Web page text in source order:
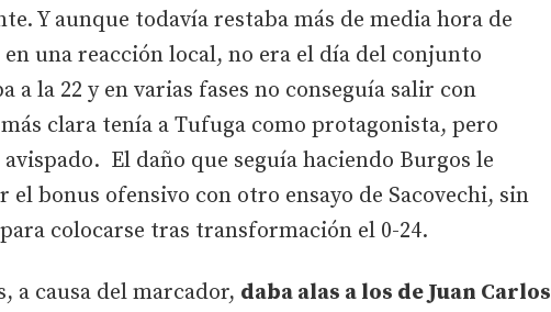
Y aunque todavía restaba más de media hora de
una reacción local, no era el día del conjunto
a la 22 y en varias fases no conseguía salir con
clara tenía a Tufuga como protagonista, pero
El daño que seguía haciendo Burgos le
bonus ofensivo con otro ensayo de Sacovechi, sin
colocarse tras transformación el 0-24.
a causa del marcador, daba alas a los de Juan Carlos